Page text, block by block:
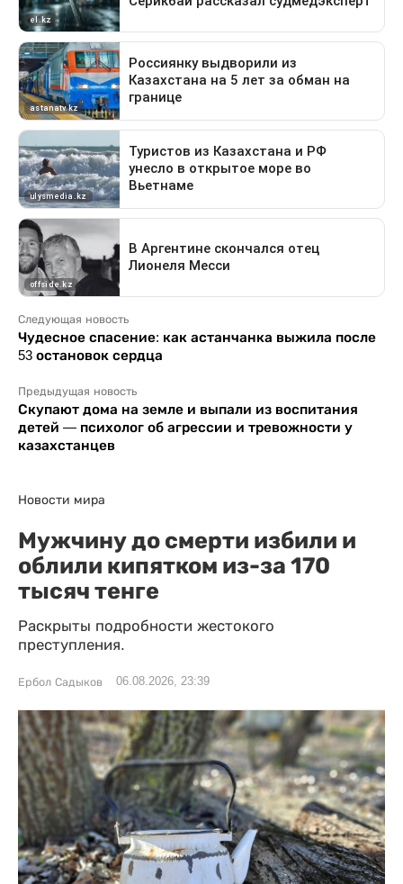
Следующая новость
Чудесное спасение: как астанчанка выжила после
53 остановок сердца
Предыдущая новость
Скупают дома на земле и выпали из воспитания
детей — психолог об агрессии и тревожности у
казахстанцев
Новости мира
Мужчину до смерти избили и
облили кипятком из-за 170
тысяч тенге
Раскрыты подробности жестокого
преступления.
Ербол Садыков 06.08.2026, 23:39